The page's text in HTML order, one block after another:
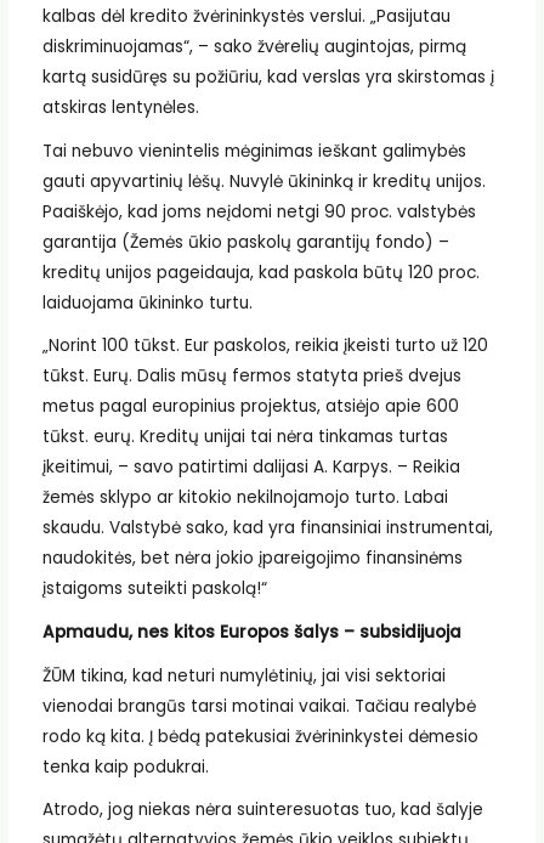
kalbas dėl kredito žvėrininkystės verslui. „Pasijutau
diskriminuojamas“, – sako žvėrelių augintojas, pirmą
kartą susidūręs su požiūriu, kad verslas yra skirstomas į
atskiras lentynėles.
Tai nebuvo vienintelis mėginimas ieškant galimybės
gauti apyvartinių lėšų. Nuvylė ūkininką ir kreditų unijos.
Paaiškėjo, kad joms neįdomi netgi 90 proc. valstybės
garantija (Žemės ūkio paskolų garantijų fondo) –
kreditų unijos pageidauja, kad paskola būtų 120 proc.
laiduojama ūkininko turtu.
„Norint 100 tūkst. Eur paskolos, reikia įkeisti turto už 120
tūkst. Eurų. Dalis mūsų fermos statyta prieš dvejus
metus pagal europinius projektus, atsiėjo apie 600
tūkst. eurų. Kreditų unijai tai nėra tinkamas turtas
įkeitimui, – savo patirtimi dalijasi A. Karpys. – Reikia
žemės sklypo ar kitokio nekilnojamojo turto. Labai
skaudu. Valstybė sako, kad yra finansiniai instrumentai,
naudokitės, bet nėra jokio įpareigojimo finansinėms
įstaigoms suteikti paskolą!“
Apmaudu, nes kitos Europos šalys – subsidijuoja
ŽŪM tikina, kad neturi numylėtinių, jai visi sektoriai
vienodai brangūs tarsi motinai vaikai. Tačiau realybė
rodo ką kita. Į bėdą patekusiai žvėrininkystei dėmesio
tenka kaip podukrai.
Atrodo, jog niekas nėra suinteresuotas tuo, kad šalyje